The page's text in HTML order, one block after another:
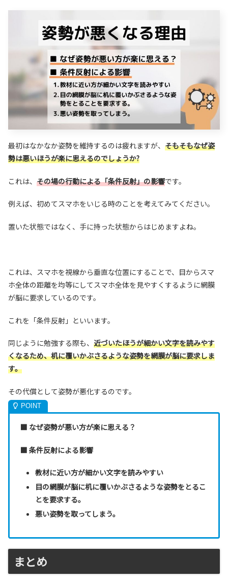
最初はなかなか姿勢を維持するのは疲れますが、 そもそもなぜ姿
勢は悪いほうが楽に思えるのでしょうか?
これは、 その場の行動による「条件反射」の影響です。
例えば、初めてスマホをいじる時のことを考えてみてください。
置いた状態ではなく、手に持った状態からはじめますよね。
これは、スマホを視線から垂直な位置にすることで、目からスマ
ホ全体の距離を均等にしてスマホ全体を見やすくするように網膜
が脳に要求しているのです。
これを「条件反射」といいます。
同じように勉強する際も、 近づいたほうが細かい文字を読みやす
くなるため、机に覆いかぶさるような姿勢を網膜が脳に要求しま
す。
その代償として姿勢が悪化するのです。
■ なぜ姿勢が悪い方が楽に思える？
■ 条件反射による影響
教材に近い方が細かい文字を読みやすい
目の網膜が脳に机に覆いかぶさるような姿勢をとるこ
とを要求する。
悪い姿勢を取ってしまう。
まとめ